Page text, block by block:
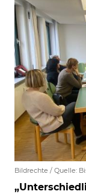
Bildrechte / Quelle: